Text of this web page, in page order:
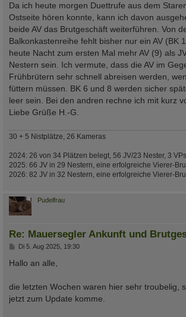
Da ich heute morgen Duettrufe aus dem
Ostseite hören konnte, kann ich davon
beide AV das Brutgeschäft weiterführen. Von
Balkonkastenreihe fehlt bisher nur ein AV (BK
heute Nacht zum ersten Mal mehr AV (9) als
Nestern sein. Ich vermute, dass die AV im
Frühbrütern sehr schnell abreisen werden,
füttern müssen. BK 6 und 8 werden sicher
leer sein. Bei den andren rechne ich mit kurz
Liebe Grüße H.-G.
30 + 5 Nistplätze, 26 Kameras
2024: 26 von 34 Plätzen belegt, 56 JV/23 Nester, 3 VPs
2025: 66 JV in 29 Nestern, eine erfolgreiche Vierer-
2026: 82 JV in 32 Nestern, eine erfolgreiche Vierer-
Pudelfrau
Re: Mauersegler Ankunft und
B
i
a
g
Di 5. Aug 2025, 19:30
Hallo an alle,
die letzten Wochen waren hier sehr troubelig,
jetzt zum Update komme.